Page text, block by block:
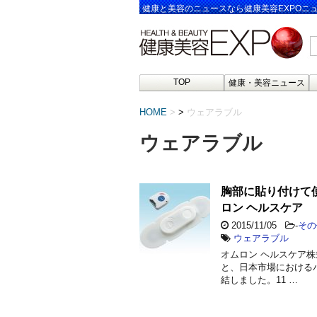
健康と美容のニュースなら健康美容EXPOニ
TOP 健康・美容ニュース
HOME > ウェアラブル
ウェアラブル
胸部に貼り付けて
ロン ヘルスケア
2015/11/05 -その
ウェアラブル
オムロン ヘルスケア
と、日本市場におけ
結しました。11 …